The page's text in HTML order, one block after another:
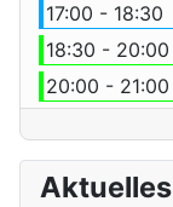
17:00 - 18:30
18:30 - 20:00
20:00 - 21:00
Aktuelles